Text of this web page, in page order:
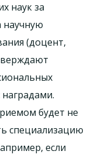
наук за
научную
(доцент,
наградами.
будет не
специализацию
если